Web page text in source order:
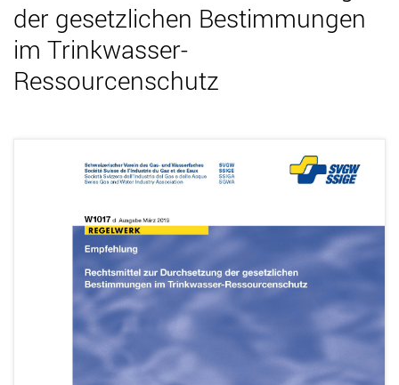
der gesetzlichen Bestimmungen
im Trinkwasser-
Ressourcenschutz